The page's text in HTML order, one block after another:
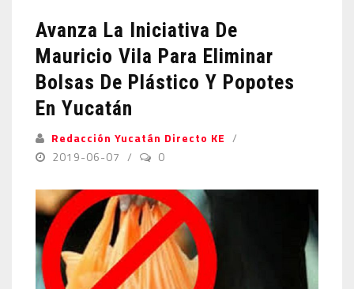
Avanza La Iniciativa De
Mauricio Vila Para Eliminar
Bolsas De Plástico Y Popotes
En Yucatán
Redacción Yucatán Directo KE
2019-06-07
0